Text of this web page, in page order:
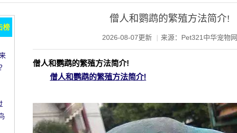
僧人和鹦鹉的繁殖方法简介!
2026-08-07更新 | 来源：Pet321中华宠物网
僧人和鹦鹉的繁殖方法简介!
僧人和鹦鹉的繁殖方法简介!
榜